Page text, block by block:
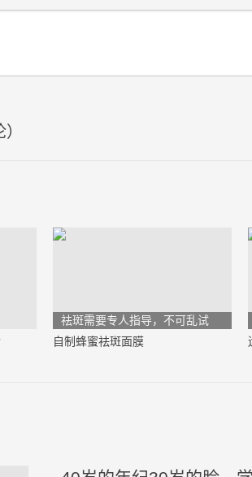
祛斑需要专人指导，不可乱试
自制蜂蜜祛斑面膜